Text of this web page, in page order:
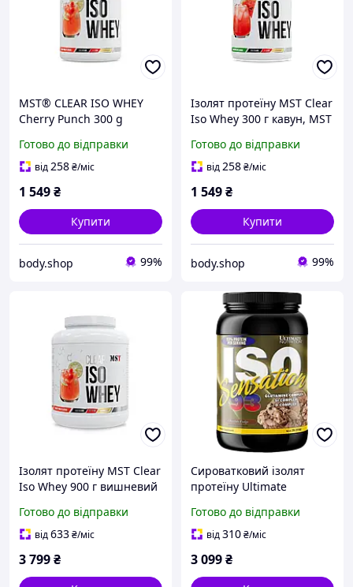
MST® CLEAR ISO WHEY
Cherry Punch 300 g
Готово до відправки
від258₴/міс
1 549₴
Купити
body.shop 99%
Ізолят протеїну MST Clear
Iso Whey 300 г кавун, MST
Готово до відправки
від258₴/міс
1 549₴
Купити
body.shop 99%
Ізолят протеїну MST Clear
Iso Whey 900 г вишневий
білка
Готово до відправки
від633₴/міс
3 799₴
Сироватковий ізолят
протеїну Ultimate
910 грам
Готово до відправки
від310₴/міс
3 099₴